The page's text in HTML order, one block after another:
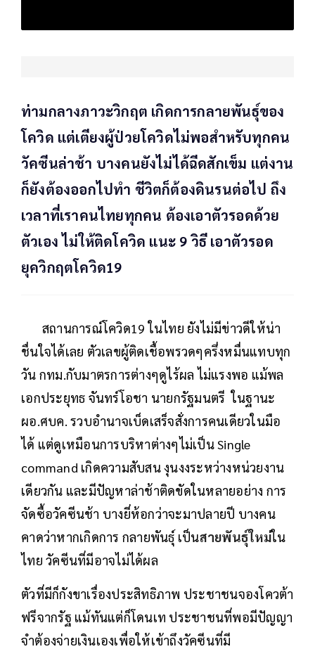
ท่ามกลางภาวะวิกฤต เกิดการกลายพันธุ์ของ
โควิด แต่เตียงผู้ป่วยโควิดไม่พอสำหรับทุกคน
วัคซีนล่าช้า บางคนยังไม่ได้ฉีดสักเข็ม แต่งาน
ก็ยังต้องออกไปทำ ชีวิตก็ต้องดินรนต่อไป ถึง
เวลาที่เราคนไทยทุกคน ต้องเอาตัวรอดด้วย
ตัวเอง ไม่ให้ติดโควิด แนะ 9 วิธี เอาตัวรอด
ยุควิกฤตโควิด19
สถานการณ์โควิด19 ในไทย ยังไม่มีข่าวดีให้น่า
ชื่นใจได้เลย ตัวเลขผู้ติดเชื้อพรวดๆครึ่งหมื่นแทบทุก
วัน กทม.กับมาตรการต่างๆดูไร้ผล ไม่แรงพอ แม้พล
เอกประยุทธ จันทร์โอชา นายกรัฐมนตรี ในฐานะ
ผอ.ศบค. รวบอำนาจเบ็ดเสร็จสั่งการคนเดียวในมือ
ได้ แต่ดูเหมือนการบริหาต่างๆไม่เป็น Single
command เกิดความสับสน งุนงงระหว่างหน่วยงาน
เดียวกัน และมีปัญหาล่าช้าติดขัดในหลายอย่าง การ
จัดซื้อวัคซีนช้า บางยี่ห้อกว่าจะมาปลายปี บางคน
คาดว่าหากเกิดการ กลายพันธุ์ เป็นสายพันธุ์ใหม่ใน
ไทย วัคซีนที่มีอาจไม่ได้ผล
ตัวที่มีก็กังขาเรื่องประสิทธิภาพ ประชาชนจองโควต้า
ฟรีจากรัฐ แม้ทันแต่ก็โดนเท ประชาชนที่พอมีปัญญา
จำต้องจ่ายเงินเองเพื่อให้เข้าถึงวัคซีนที่มี